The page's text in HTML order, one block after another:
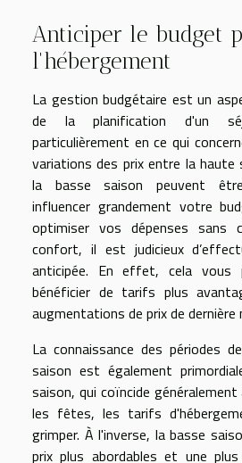
Anticiper le budget
l'hébergement
La gestion budgétaire est un
de la planification d'un
particulièrement en ce qui
variations des prix entre la
la basse saison peuvent
influencer grandement votre
optimiser vos dépenses sans
confort, il est judicieux
anticipée. En effet, cela vous
bénéficier de tarifs plus
augmentations de prix de dernière
La connaissance des périodes
saison est également
saison, qui coïncide
les fêtes, les tarifs
grimper. À l'inverse, la basse
prix plus abordables et une plus